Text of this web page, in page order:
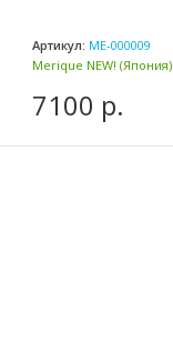
Артикул: ME-000009
Merique NEW! (Япония)
7100 р.